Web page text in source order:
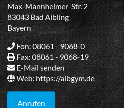
Max-Mannheimer-Str. 2
83043 Bad Aibling
Bayern
Fon: 08061 - 9068-0
Fax: 08061 - 9068-19
E-Mail senden
Web: https://aibgym.de
Anrufen